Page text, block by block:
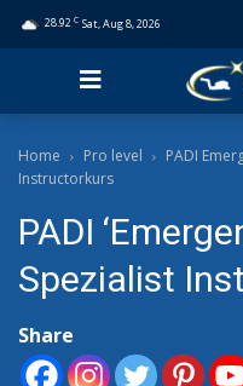
28.92 C Sat, Aug 8, 2026
Home Pro level
PADI
Instructorkurs
PADI
Spezialist
Share